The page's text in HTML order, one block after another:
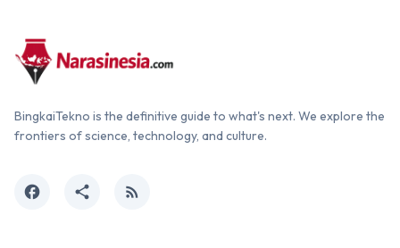
BingkaiTekno is the definitive guide to what's next. We explore the
frontiers of science, technology, and culture.
facebook share rss_feed